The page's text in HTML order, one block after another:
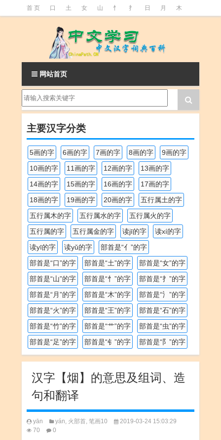
首 页 口 土 女 山 忄 扌 日 月 木
魚
网站首页
主要汉字分类
5画的字 6画的字 7画的字 8画的字
9画的字
10画的字
11画的字 12画的字
13画的字
14画的字
15画的字 16画的字
17画的字
18画的字
19画的字 20画的字
五行属土的字
五行属木的字
五行属水的字
五行属火的字
五行属的字
五行属金的字 读jī的字
读xí的字
读yī的字
读yǔ的字
部首是“亻”的字
部首是“口”的字
部首是“土”的字
部首是“女”的字
部首是“山”的字
部首是“忄”的字
部首是“扌”的字
部首是“月”的字
部首是“木”的字
部首是“氵”的字
部首是“火”的字
部首是“王”的字
部首是“石”的字
部首是“竹”的字
部首是“艹”的字
部首是“虫”的字
部首是“足”的字
部首是“钅”的字 部首是“阝”的字
汉字【烟】的意思及组词、造
句和翻译
yān yán, 火部首, 笔画10
2019-03-24 15:03:29
70
0